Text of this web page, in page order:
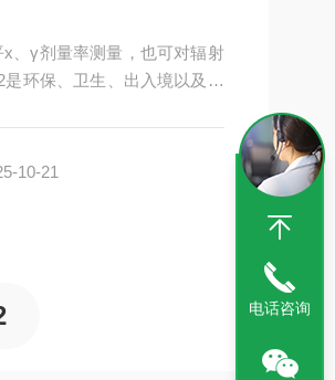
、γ剂量率测量，也可对辐射
环保、卫生、出入境以及其
10-21
电话咨询